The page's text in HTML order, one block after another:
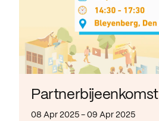
Partnerbijeenkomst
08 Apr 2025 - 09 Apr 2025